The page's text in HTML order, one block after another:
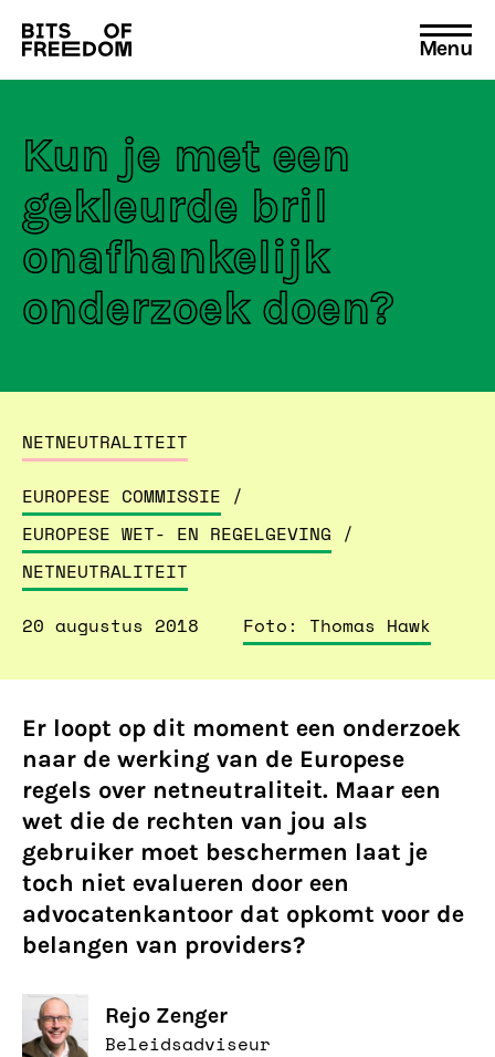
Search
for:
Menu
Kun je met een
gekleurde bril
onafhankelijk
onderzoek doen?
NETNEUTRALITEIT
EUROPESE COMMISSIE /
EUROPESE WET- EN REGELGEVING /
NETNEUTRALITEIT
20 augustus 2018 Foto: Thomas Hawk
Er loopt op dit moment een onderzoek
naar de werking van de Europese
regels over netneutraliteit. Maar een
wet die de rechten van jou als
gebruiker moet beschermen laat je
toch niet evalueren door een
advocatenkantoor dat opkomt voor de
belangen van providers?
Rejo Zenger
Beleidsadviseur